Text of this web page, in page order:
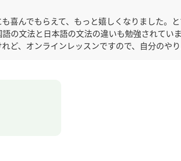
喜んでもらえて、もっと嬉しくなりました。
の文法と日本語の文法の違いも勉強されてい
ど、オンラインレッスンですので、自分のや
きなかった。そのうえで、あまり興味のない
えてくれる先生のお力のおかげです。とても